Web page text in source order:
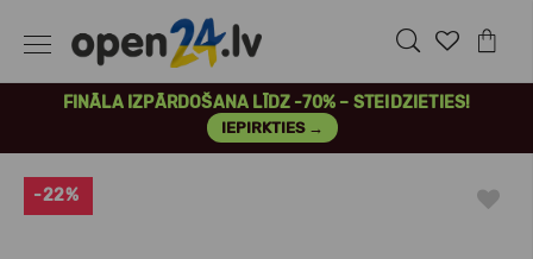
FINĀLA IZPĀRDOŠANA LĪDZ -70% – STEIDZIETIES!
IEPIRKTIES →
-22%